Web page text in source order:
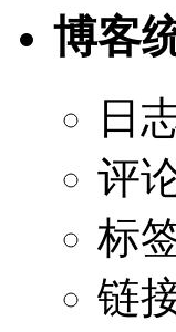
博客
日
评
标
链